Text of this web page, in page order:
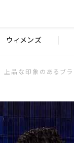
ツブランド ONLY
ウィメンズ
上品な印象のあるブラ